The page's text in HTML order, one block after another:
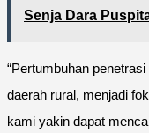
Senja Dara
“Pertumbuhan
daerah rural, menjadi
kami yakin dapat